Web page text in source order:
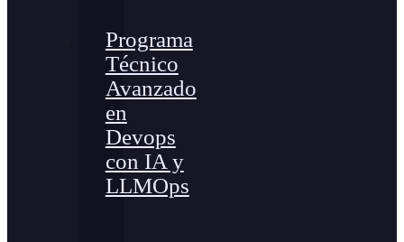
Programa
Técnico
Avanzado
en
Devops
con IA y
LLMOps